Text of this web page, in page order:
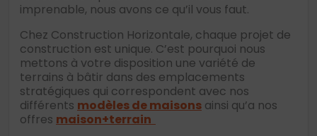
imprenable, nous avons ce qu’il vous faut.
Chez Construction Horizontale, chaque projet de
construction est unique. C’est pourquoi nous
mettons à votre disposition une variété de
terrains à bâtir dans des emplacements
stratégiques qui correspondent avec nos
différents modèles de maisons ainsi qu’a nos
offres maison+terrain